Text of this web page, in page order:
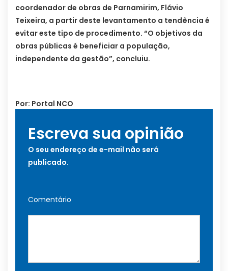
coordenador de obras de Parnamirim, Flávio
Teixeira, a partir deste levantamento a tendência é
evitar este tipo de procedimento. “O objetivos da
obras públicas é beneficiar a população,
independente da gestão”, concluiu.
Por: Portal NCO
Escreva sua opinião
O seu endereço de e-mail não será
publicado.
Comentário